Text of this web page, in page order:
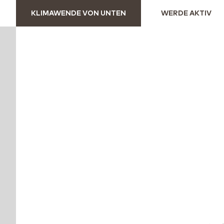
KLIMAWENDE VON UNTEN WERDE AKTIV